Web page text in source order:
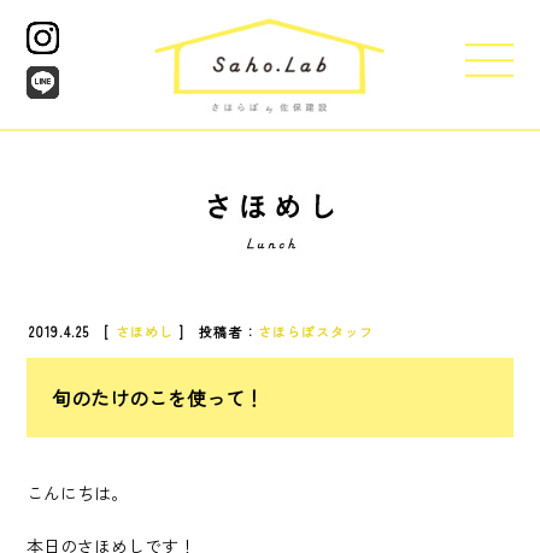
2019.4.25 [ さほめし ] 投稿者： さほらぼスタッフ
旬のたけのこを使って！
こんにちは。
本日のさほめしです！